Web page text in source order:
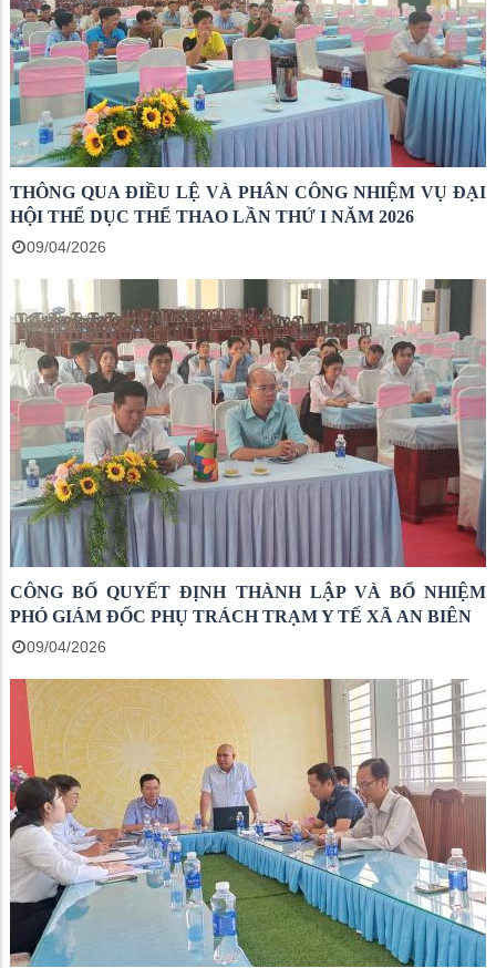
THÔNG QUA ĐIỀU LỆ VÀ PHÂN CÔNG NHIỆM VỤ ĐẠI
HỘI THỂ DỤC THỂ THAO LẦN THỨ I NĂM 2026
09/04/2026
CÔNG BỐ QUYẾT ĐỊNH THÀNH LẬP VÀ BỔ NHIỆM
PHÓ GIÁM ĐỐC PHỤ TRÁCH TRẠM Y TẾ XÃ AN BIÊN
09/04/2026